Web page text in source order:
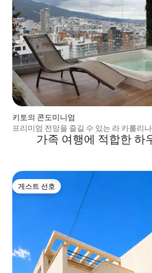
키토의 콘도미니엄
프리미엄 전망을 즐길 수 있는 라 카롤리
가족 여행에 적합한 하
게스트 선호
게스트 선호